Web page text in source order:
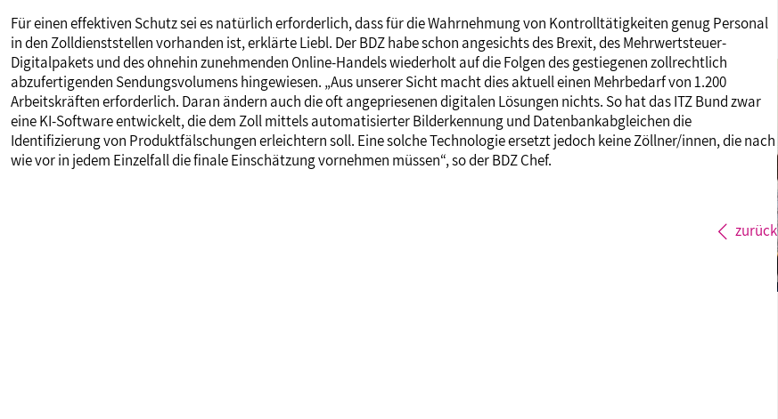
Für einen effektiven Schutz sei es natürlich erforderlich, dass für die Wahrnehmung von Kontrolltätigkeiten genug Personal
in den Zolldienststellen vorhanden ist, erklärte Liebl. Der BDZ habe schon angesichts des Brexit, des Mehrwertsteuer-
Digitalpakets und des ohnehin zunehmenden Online-Handels wiederholt auf die Folgen des gestiegenen zollrechtlich
abzufertigenden Sendungsvolumens hingewiesen. „Aus unserer Sicht macht dies aktuell einen Mehrbedarf von 1.200
Arbeitskräften erforderlich. Daran ändern auch die oft angepriesenen digitalen Lösungen nichts. So hat das ITZ Bund zwar
eine KI-Software entwickelt, die dem Zoll mittels automatisierter Bilderkennung und Datenbankabgleichen die
Identifizierung von Produktfälschungen erleichtern soll. Eine solche Technologie ersetzt jedoch keine Zöllner/innen, die nach
wie vor in jedem Einzelfall die finale Einschätzung vornehmen müssen“, so der BDZ Chef.
zurück